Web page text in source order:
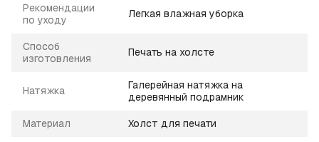
Рекомендации
по уходу
Легкая влажная уборка
Способ
изготовления
Печать на холсте
Натяжка
Галерейная натяжка на
деревянный подрамник
Материал Холст для печати